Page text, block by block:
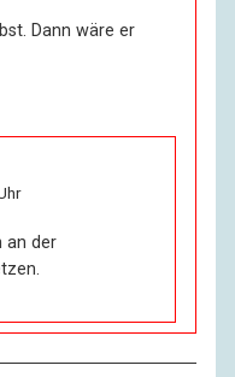
Dann wäre er
an der